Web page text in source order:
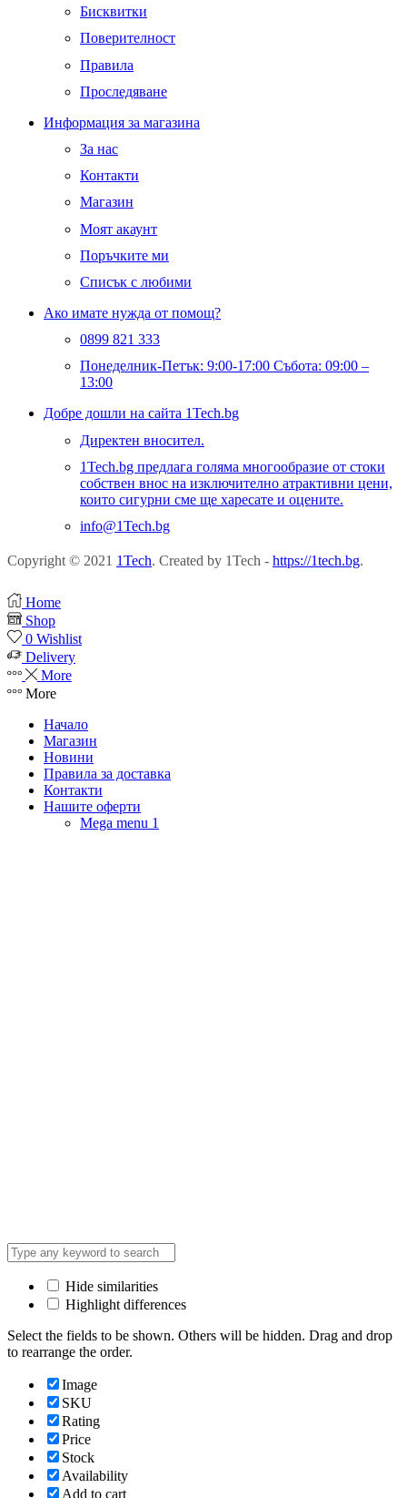
Бисквитки
Поверителност
Правила
Проследяване
Информация за магазина
За нас
Контакти
Магазин
Моят акаунт
Поръчките ми
Списък с любими
Ако имате нужда от помощ?
0899 821 333
Понеделник-Петък: 9:00-17:00 Събота: 09:00 –
13:00
Добре дошли на сайта 1Tech.bg
Директен вносител.
1Tech.bg предлага голяма многообразие от стоки
собствен внос на изключително атрактивни цени,
които сигурни сме ще харесате и оцените.
info@1Tech.bg
Copyright © 2021 1Tech. Created by 1Tech - https://1tech.bg.
Home
Shop
0 Wishlist
Delivery
More
More
Начало
Магазин
Новини
Правила за доставка
Контакти
Нашите оферти
Mega menu 1
Hide similarities
Highlight differences
Select the fields to be shown. Others will be hidden. Drag and drop
to rearrange the order.
Image
SKU
Rating
Price
Stock
Availability
Add to cart